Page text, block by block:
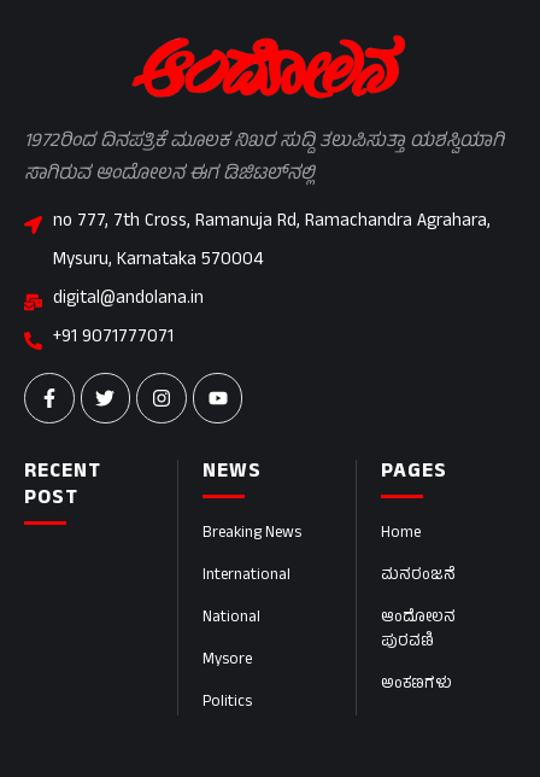
PAGES
Home
ಮನರಂಜನೆ
ಆಂದೋಲನ
ಪುರವಣಿ
ಅಂಕಣಗಳು
NEWS
Breaking News
International
National
Mysore
Politics
RECENT
POST
1972ರಿಂದ ದಿನಪತ್ರಿಕೆ ಮೂಲಕ ನಿಖರ ಸುದ್ದಿ ತಲುಪಿಸುತ್ತಾ ಯಶಸ್ವಿಯಾಗಿ
ಸಾಗಿರುವ ಆಂದೋಲನ ಈಗ ಡಿಜಿಟಲ್‌ನಲ್ಲಿ
no 777, 7th Cross, Ramanuja Rd, Ramachandra Agrahara,
Mysuru, Karnataka 570004
digital@andolana.in
+91 9071777071